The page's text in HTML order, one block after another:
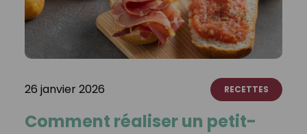
26 janvier 2026 RECETTES
Comment réaliser un petit-